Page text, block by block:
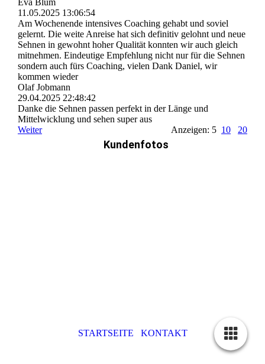
Eva Blum
11.05.2025 13:06:54
Am Wochenende intensives Coaching gehabt und soviel
gelernt. Die weite Anreise hat sich definitiv gelohnt und neue
Sehnen in gewohnt hoher Qualität konnten wir auch gleich
mitnehmen. Eindeutige Empfehlung nicht nur für die Sehnen
sondern auch fürs Coaching, vielen Dank Daniel, wir
kommen wieder
Olaf Jobmann
29.04.2025 22:48:42
Danke die Sehnen passen perfekt in der Länge und
Mittelwicklung und sehen super aus
Weiter
Anzeigen: 5 10 20
Kundenfotos
STARTSEITE KONTAKT